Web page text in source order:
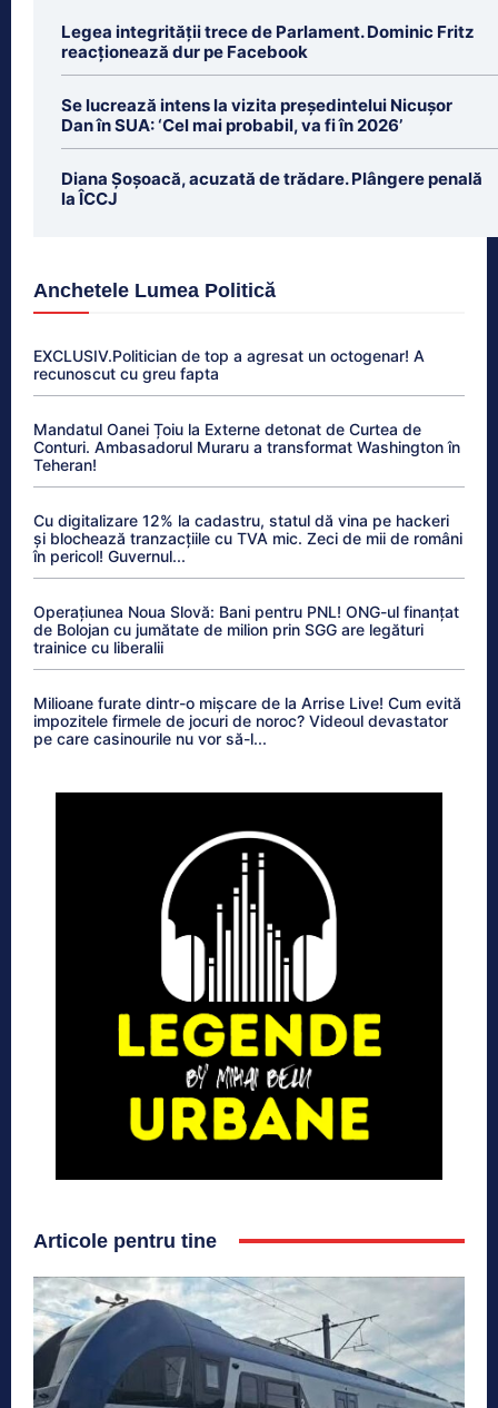
Legea integrității trece de Parlament. Dominic Fritz
reacționează dur pe Facebook
Se lucrează intens la vizita președintelui Nicușor
Dan în SUA: ‘Cel mai probabil, va fi în 2026’
Diana Șoșoacă, acuzată de trădare. Plângere penală
la ÎCCJ
Anchetele Lumea Politică
EXCLUSIV.Politician de top a agresat un octogenar! A
recunoscut cu greu fapta
Mandatul Oanei Țoiu la Externe detonat de Curtea de
Conturi. Ambasadorul Muraru a transformat Washington în
Teheran!
Cu digitalizare 12% la cadastru, statul dă vina pe hackeri
și blochează tranzacțiile cu TVA mic. Zeci de mii de români
în pericol! Guvernul...
Operațiunea Noua Slovă: Bani pentru PNL! ONG-ul finanțat
de Bolojan cu jumătate de milion prin SGG are legături
trainice cu liberalii
Milioane furate dintr-o mișcare de la Arrise Live! Cum evită
impozitele firmele de jocuri de noroc? Videoul devastator
pe care casinourile nu vor să-l...
Articole pentru tine